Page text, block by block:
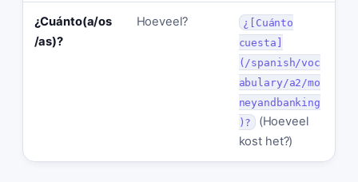
¿Cuánto(a/os
/as)?
Hoeveel?
¿[Cuánto
cuesta]
(/spanish/voc
abulary/a2/mo
neyandbanking
)? (Hoeveel
kost het?)